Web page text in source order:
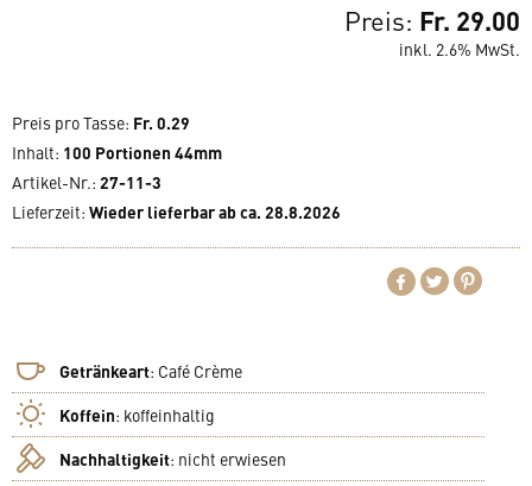
Preis: Fr. 29.00
inkl. 2.6% MwSt.
Preis pro Tasse: Fr. 0.29
Inhalt: 100 Portionen 44mm
Artikel-Nr.: 27-11-3
Lieferzeit: Wieder lieferbar ab ca. 28.8.2026
Getränkeart: Café Crème
Koffein: koffeinhaltig
Nachhaltigkeit: nicht erwiesen